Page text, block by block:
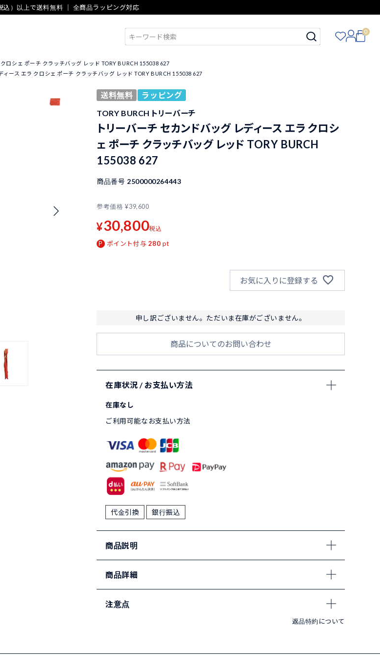
込）以上で送料無料 ｜ 全商品ラッピング対応
0
ロシェ ポーチ クラッチバッグ レッド TORY BURCH 155038 627
ィース エラ クロシェ ポーチ クラッチバッグ レッド TORY BURCH 155038 627
送料無料
ラッピング
TORY BURCH トリーバーチ
トリーバーチ セカンドバッグ レディース エラ クロシ
ェ ポーチ クラッチバッグ レッド TORY BURCH
155038 627
商品番号 2500000264443
参考価格 ¥39,600
¥30,800税込
ポイント付与 280 pt
お気に入りに登録する
申し訳ございません。ただいま在庫がございません。
商品についてのお問い合わせ
在庫状況 / お支払い方法
在庫なし
ご利用可能なお支払い方法
代金引換 銀行振込
商品説明
商品詳細
注意点
返品特約について